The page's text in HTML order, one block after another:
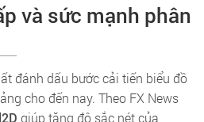
và sức mạnh phân
đánh dấu bước cải tiến biểu đồ
cho đến nay. Theo FX News
giúp tăng độ sắc nét của